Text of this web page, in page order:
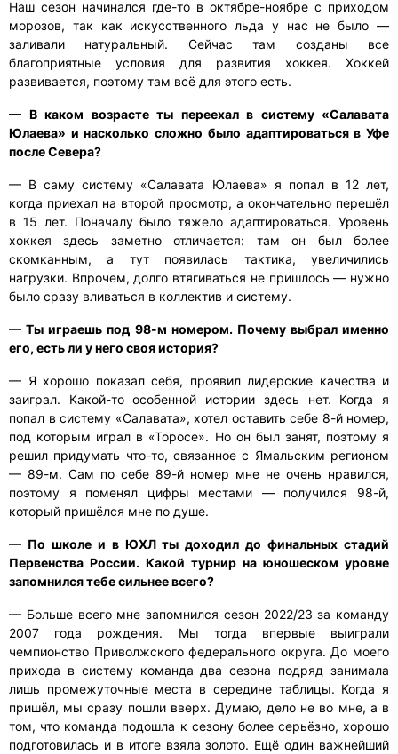
Наш сезон начинался где-то в октябре-ноябре с приходом
морозов, так как искусственного льда у нас не было —
заливали натуральный. Сейчас там созданы все
благоприятные условия для развития хоккея. Хоккей
развивается, поэтому там всё для этого есть.
— В каком возрасте ты переехал в систему «Салавата
Юлаева» и насколько сложно было адаптироваться в Уфе
после Севера?
— В саму систему «Салавата Юлаева» я попал в 12 лет,
когда приехал на второй просмотр, а окончательно перешёл
в 15 лет. Поначалу было тяжело адаптироваться. Уровень
хоккея здесь заметно отличается: там он был более
скомканным, а тут появилась тактика, увеличились
нагрузки. Впрочем, долго втягиваться не пришлось — нужно
было сразу вливаться в коллектив и систему.
— Ты играешь под 98-м номером. Почему выбрал именно
его, есть ли у него своя история?
— Я хорошо показал себя, проявил лидерские качества и
заиграл. Какой-то особенной истории здесь нет. Когда я
попал в систему «Салавата», хотел оставить себе 8-й номер,
под которым играл в «Торосе». Но он был занят, поэтому я
решил придумать что-то, связанное с Ямальским регионом
— 89-м. Сам по себе 89-й номер мне не очень нравился,
поэтому я поменял цифры местами — получился 98-й,
который пришёлся мне по душе.
— По школе и в ЮХЛ ты доходил до финальных стадий
Первенства России. Какой турнир на юношеском уровне
запомнился тебе сильнее всего?
— Больше всего мне запомнился сезон 2022/23 за команду
2007 года рождения. Мы тогда впервые выиграли
чемпионство Приволжского федерального округа. До моего
прихода в систему команда два сезона подряд занимала
лишь промежуточные места в середине таблицы. Когда я
пришёл, мы сразу пошли вверх. Думаю, дело не во мне, а в
том, что команда подошла к сезону более серьёзно, хорошо
подготовилась и в итоге взяла золото. Ещё один важнейший